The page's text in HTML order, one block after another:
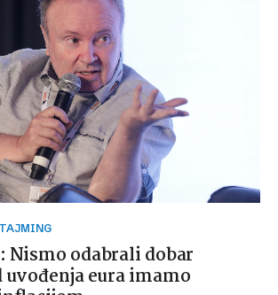
TAJMING
odabrali dobar
eura imamo